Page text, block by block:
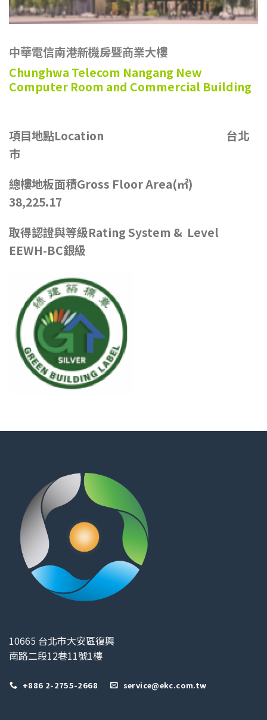
中華電信南港新機房暨商業大樓
Chunghwa Telecom Nangang New
Computer Room and Commercial Building
項目地點Location 台北
市
總樓地板面積Gross Floor Area(㎡)
38,225.17
取得認證與等級Rating System & Level
EEWH-BC銀級
10665 台北市大安區復興
南路二段12巷11號1樓
+886 2-2755-2668 service@ekc.com.tw